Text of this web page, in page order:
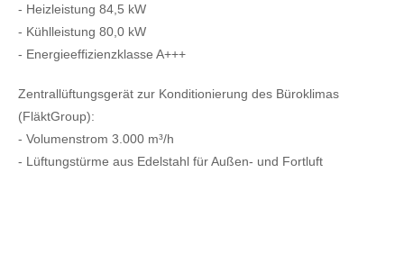
- Heizleistung 84,5 kW
- Kühlleistung 80,0 kW
- Energieeffizienzklasse A+++
Zentrallüftungsgerät zur Konditionierung des Büroklimas
(FläktGroup):
- Volumenstrom 3.000 m³/h
- Lüftungstürme aus Edelstahl für Außen- und Fortluft